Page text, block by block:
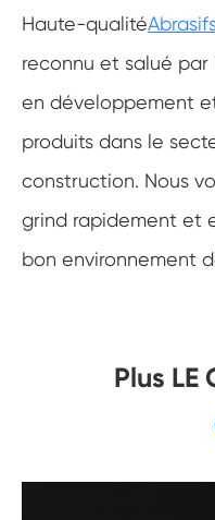
Haute-qualité
reconnu et salué par
en développement
produits dans le
construction. Nous
grind rapidement et
bon environnement
Plus LE